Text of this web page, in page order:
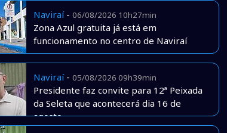
Naviraí- 06/08/2026 10h27min
Zona Azul gratuita já está em
funcionamento no centro de Naviraí
Naviraí- 05/08/2026 09h39min
Presidente faz convite para 12ª Peixada
da Seleta que acontecerá dia 16 de
agosto